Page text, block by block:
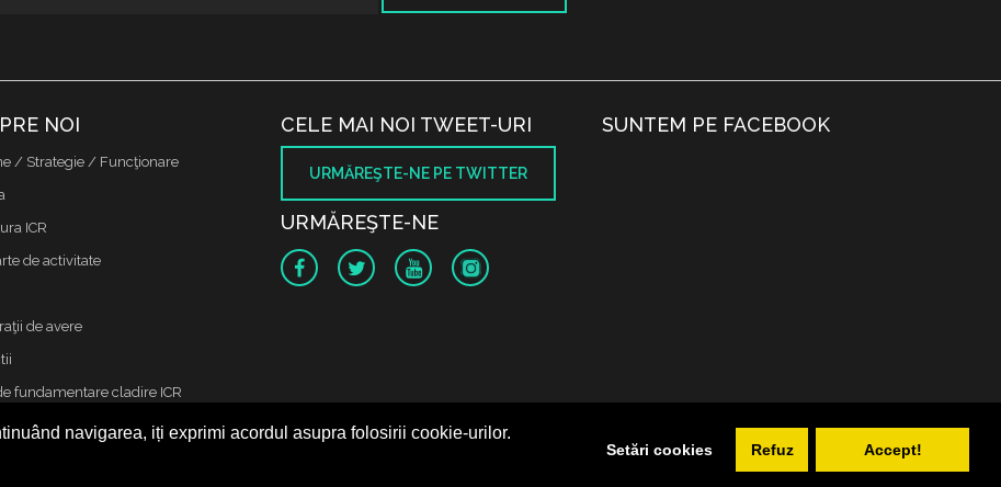
navigarea, iți exprimi acordul asupra folosirii cookie-urilor.
Setări cookies Refuz Accept!
NOI
/ Strategie / Funcţionare
ICR
de activitate
de avere
fundamentare cladire ICR
CELE MAI NOI TWEET-URI
URMĂREŞTE-NE PE TWITTER
URMĂREŞTE-NE
SUNTEM PE FACEBOOK